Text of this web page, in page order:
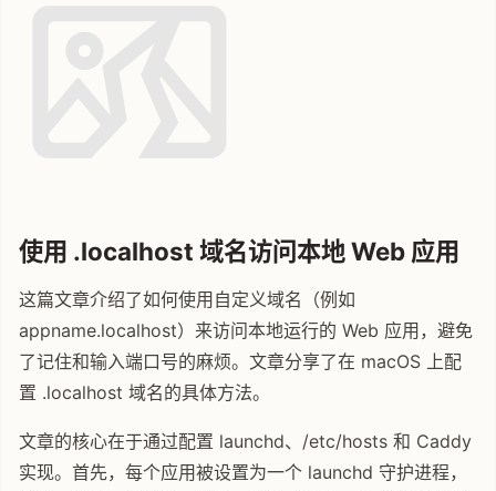
使用 .localhost 域名访问本地 Web 应用
这篇文章介绍了如何使用自定义域名（例如
appname.localhost）来访问本地运行的 Web 应用，避免
了记住和输入端口号的麻烦。文章分享了在 macOS 上配
置 .localhost 域名的具体方法。
文章的核心在于通过配置 launchd、/etc/hosts 和 Caddy
实现。首先，每个应用被设置为一个 launchd 守护进程，